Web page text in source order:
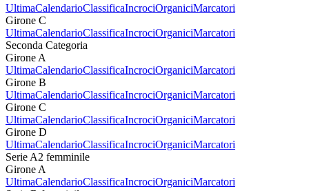
UltimaCalendarioClassificaIncrociOrganiciMarcatori
Girone C
UltimaCalendarioClassificaIncrociOrganiciMarcatori
Seconda Categoria
Girone A
UltimaCalendarioClassificaIncrociOrganiciMarcatori
Girone B
UltimaCalendarioClassificaIncrociOrganiciMarcatori
Girone C
UltimaCalendarioClassificaIncrociOrganiciMarcatori
Girone D
UltimaCalendarioClassificaIncrociOrganiciMarcatori
Serie A2 femminile
Girone A
UltimaCalendarioClassificaIncrociOrganiciMarcatori